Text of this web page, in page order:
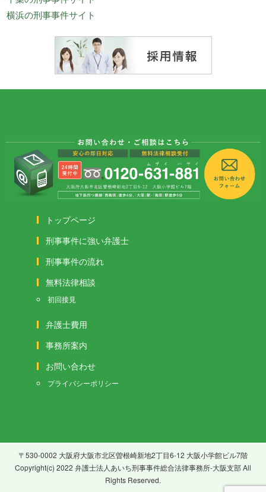
横浜の刑事事件サイト
トップページ
刑事事件に強い弁護士
刑事事件の流れ
無料法律相談
初回接見
弁護士費用
事務所案内
お問い合わせ
プライバシーポリシー
〒530-0002 大阪府大阪市北区曽根崎新地2丁目6-12 大阪小学館ビル7階
Copyright(c) 2022 弁護士法人あいち刑事事件総合法律事務所-大阪支部 All
Rights Reserved.